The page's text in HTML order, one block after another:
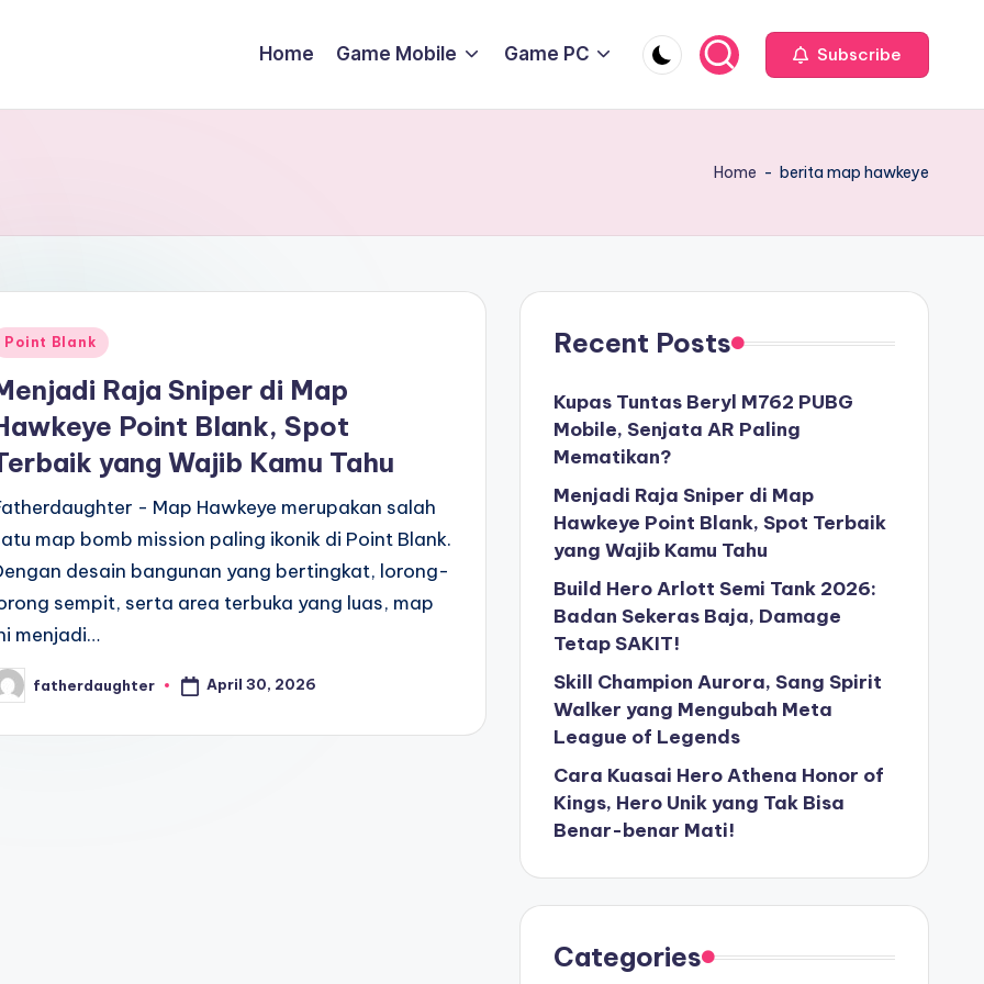
Home Game Mobile Game PC Subscribe
Home - berita map hawkeye
Point Blank
Raja Sniper di Map
Point Blank, Spot
yang Wajib Kamu Tahu
- Map Hawkeye merupakan salah
map bomb mission paling ikonik di Point Blank.
desain bangunan yang bertingkat, lorong-
sempit, serta area terbuka yang luas, map
menjadi…
fatherdaughter April 30, 2026
Recent Posts
Kupas Tuntas Beryl M762 PUBG
Mobile, Senjata AR Paling
Mematikan?
Menjadi Raja Sniper di Map
Hawkeye Point Blank, Spot Terbaik
yang Wajib Kamu Tahu
Build Hero Arlott Semi Tank 2026:
Badan Sekeras Baja, Damage
Tetap SAKIT!
Skill Champion Aurora, Sang Spirit
Walker yang Mengubah Meta
League of Legends
Cara Kuasai Hero Athena Honor of
Kings, Hero Unik yang Tak Bisa
Benar-benar Mati!
Categories